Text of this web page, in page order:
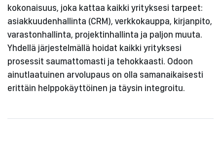
kokonaisuus, joka kattaa kaikki yrityksesi tarpeet:
asiakkuudenhallinta (CRM), verkkokauppa, kirjanpito,
varastonhallinta, projektinhallinta ja paljon muuta.
Yhdellä järjestelmällä hoidat kaikki yrityksesi
prosessit saumattomasti ja tehokkaasti. Odoon
ainutlaatuinen arvolupaus on olla samanaikaisesti
erittäin helppokäyttöinen ja täysin integroitu.